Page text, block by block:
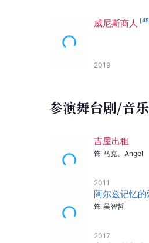
威尼斯商人 [45
2019
参演舞台剧/音
吉屋出租
饰 马克 Angel
2011
阿尔兹记忆的
饰 吴智哲
2017